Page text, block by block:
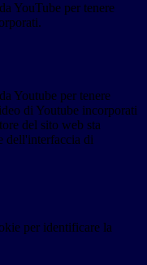
YouTube per tenere
Youtube per tenere
di Youtube incorporati
del sito web sta
dell'interfaccia di
per identificare la